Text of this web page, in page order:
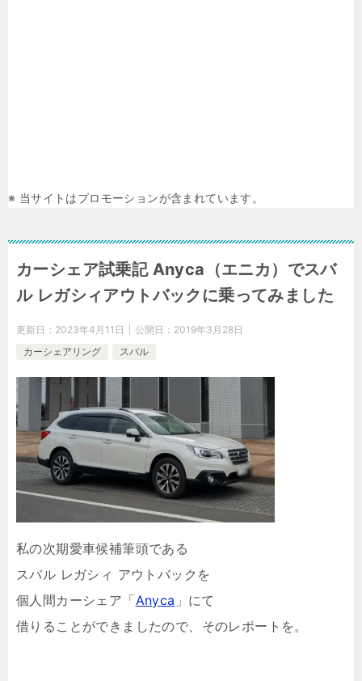
※ 当サイトはプロモーションが含まれています。
カーシェア試乗記 Anyca（エニカ）でスバ
ル レガシィアウトバックに乗ってみました
更新日： 2023年4月11日 公開日： 2019年3月28日
カーシェアリング
スバル
私の次期愛車候補筆頭である
スバル レガシィ アウトバックを
個人間カーシェア「Anyca 」にて
借りることができましたので、そのレポートを。